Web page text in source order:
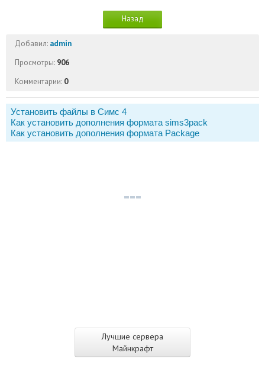
Лучшие сервера
Майнкрафт
Назад
Добавил: admin
Просмотры: 906
Комментарии: 0
Установить файлы в Симс 4
Как установить дополнения формата sims3pack
Как установить дополнения формата Package